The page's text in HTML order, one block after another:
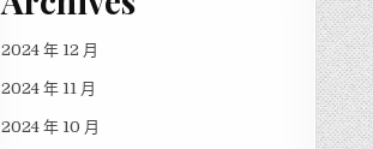
2024 年 12 月
2024 年 11 月
2024 年 10 月